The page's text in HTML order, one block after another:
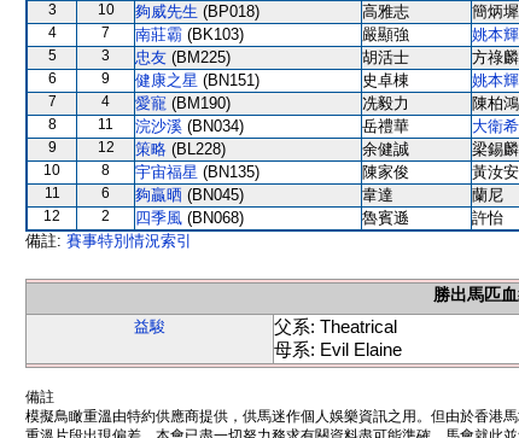
3
10 夠威先生 (BP018) 高雅志 簡炳墀
4
7 南莊霸 (BK103) 嚴顯強 姚本輝
5
3 忠友 (BM225) 胡活士 方祿麟
6
9 健康之星 (BN151) 史卓棟 姚本輝
7
4 愛寵 (BM190) 冼毅力 陳柏鴻
8
11 浣沙溪 (BN034) 岳禮華 大衛
9
12 策略 (BL228) 余健誠 梁錫麟
10
8 宇宙福星 (BN135) 陳家俊 黃汝安
11
6 夠贏晒 (BN045) 韋達 蘭尼
12
2 四季風 (BN068) 魯賓遜 許怡
備註: 賽事特別情況索引
勝出馬匹
益駿
父系: Theatrical
母系: Evil Elaine
備註
模擬鳥瞰重溫由特約供應商提供，供馬迷作個人娛樂資訊之用。但由於香港